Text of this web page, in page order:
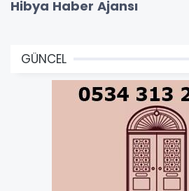
Hibya Haber Ajansı
GÜNCEL